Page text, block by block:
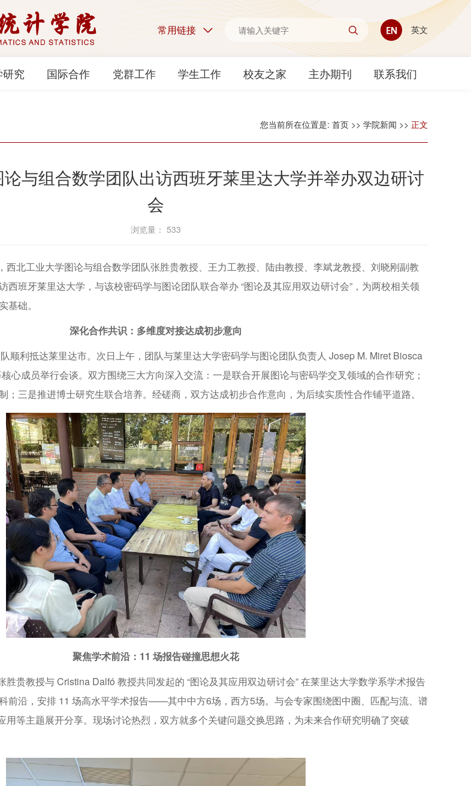
英文
常用链接
究 国际合作 党群工作 学生工作 校友之家 主办期刊 联系我们
您当前所在位置是: 首页 >> 学院新闻 >> 正文
与组合数学团队出访西班牙莱里达大学并举办双边研讨
会
浏览量： 533
北工业大学图论与组合数学团队张胜贵教授、王力工教授、陆由教授、李斌龙教授、刘晓刚副教
西班牙莱里达大学，与该校密码学与图论团队联合举办 “图论及其应用双边研讨会”，为两校相关领
基础。
深化合作共识：多维度对接达成初步意向
利抵达莱里达市。次日上午，团队与莱里达大学密码学与图论团队负责人 Josep M. Miret Biosca
心成员举行会谈。双方围绕三大方向深入交流：一是联合开展图论与密码学交叉领域的合作研究；
；三是推进博士研究生联合培养。经磋商，双方达成初步合作意向，为后续实质性合作铺平道路。
聚焦学术前沿：11 场报告碰撞思想火花
贵教授与 Cristina Dalfó 教授共同发起的 “图论及其应用双边研讨会” 在莱里达大学数学系学术报告
前沿，安排 11 场高水平学术报告——其中中方6场，西方5场。与会专家围绕图中圈、匹配与流、谱
用等主题展开分享。现场讨论热烈，双方就多个关键问题交换思路，为未来合作研究明确了突破